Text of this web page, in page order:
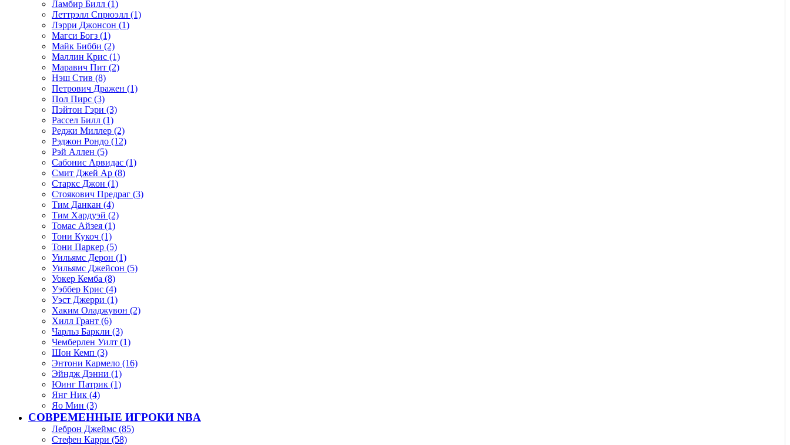
Ламбир Билл (1)
Леттрэлл Спрюэлл (1)
Лэрри Джонсон (1)
Магси Богз (1)
Майк Бибби (2)
Маллин Крис (1)
Маравич Пит (2)
Нэш Стив (8)
Петрович Дражен (1)
Пол Пирс (3)
Пэйтон Гэри (3)
Рассел Билл (1)
Реджи Миллер (2)
Рэджон Рондо (12)
Рэй Аллен (5)
Сабонис Арвидас (1)
Смит Джей Ар (8)
Старкс Джон (1)
Стоякович Предраг (3)
Тим Данкан (4)
Тим Хардуэй (2)
Томас Айзея (1)
Тони Кукоч (1)
Тони Паркер (5)
Уильямс Дерон (1)
Уильямс Джейсон (5)
Уокер Кемба (8)
Уэббер Крис (4)
Уэст Джерри (1)
Хаким Оладжувон (2)
Хилл Грант (6)
Чарльз Баркли (3)
Чемберлен Уилт (1)
Шон Кемп (3)
Энтони Кармело (16)
Эйндж Дэнни (1)
Юинг Патрик (1)
Янг Ник (4)
Яо Мин (3)
СОВРЕМЕННЫЕ ИГРОКИ NBA
Леброн Джеймс (85)
Стефен Карри (58)